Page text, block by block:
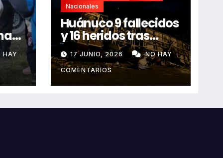
HAY
Nacionales
Huánuco 9 fallecidos
y 16 heridos tras
horroroso despiste
de bus Real Chancas
que impactó contra
vivienda
17 JUNIO, 2026 NO HAY
COMENTARIOS